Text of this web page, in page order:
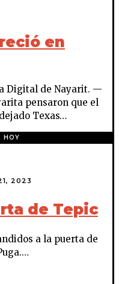
en
Digital de Nayarit. —
pensaron que el
Texas…
HOY
2023
de Tepic
a la puerta de